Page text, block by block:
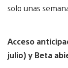
solo unas
Acceso
julio) y Beta